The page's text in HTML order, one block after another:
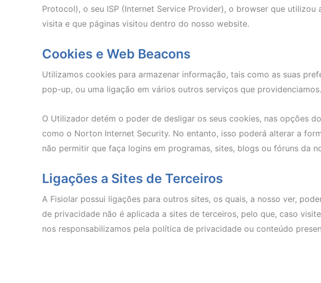
Protocol), o seu ISP (Internet Service Provider), o browser que
visita e que páginas visitou dentro do nosso website.
Cookies e Web Beacons
Utilizamos cookies para armazenar informação, tais como as suas
pop-up, ou uma ligação em vários outros serviços que providenciamos.
O Utilizador detém o poder de desligar os seus cookies, nas opções
como o Norton Internet Security. No entanto, isso poderá alterar a
não permitir que faça logins em programas, sites, blogs ou fóruns da
Ligações a Sites de Terceiros
A Fisiolar possui ligações para outros sites, os quais, a nosso ver,
de privacidade não é aplicada a sites de terceiros, pelo que, caso
nos responsabilizamos pela política de privacidade ou conteúdo